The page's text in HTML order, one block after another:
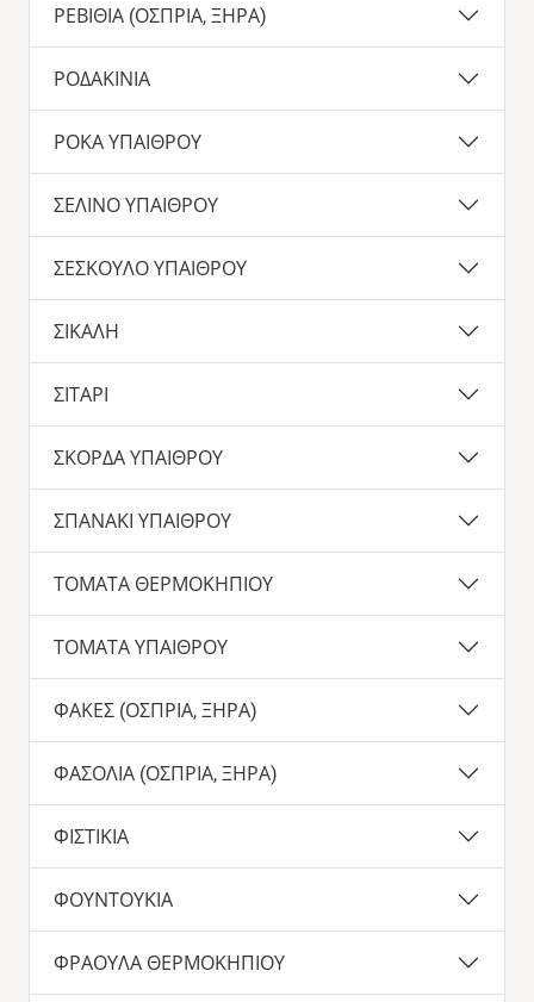
ΡΕΒΙΘΙΑ (ΟΣΠΡΙΑ, ΞΗΡΑ)
ΡΟΔΑΚΙΝΙΑ
ΡΟΚΑ ΥΠΑΙΘΡΟΥ
ΣΕΛΙΝΟ ΥΠΑΙΘΡΟΥ
ΣΕΣΚΟΥΛΟ ΥΠΑΙΘΡΟΥ
ΣΙΚΑΛΗ
ΣΙΤΑΡΙ
ΣΚΟΡΔΑ ΥΠΑΙΘΡΟΥ
ΣΠΑΝΑΚΙ ΥΠΑΙΘΡΟΥ
ΤΟΜΑΤΑ ΘΕΡΜΟΚΗΠΙΟΥ
ΤΟΜΑΤΑ ΥΠΑΙΘΡΟΥ
ΦΑΚΕΣ (ΟΣΠΡΙΑ, ΞΗΡΑ)
ΦΑΣΟΛΙΑ (ΟΣΠΡΙΑ, ΞΗΡΑ)
ΦΙΣΤΙΚΙΑ
ΦΟΥΝΤΟΥΚΙΑ
ΦΡΑΟΥΛΑ ΘΕΡΜΟΚΗΠΙΟΥ